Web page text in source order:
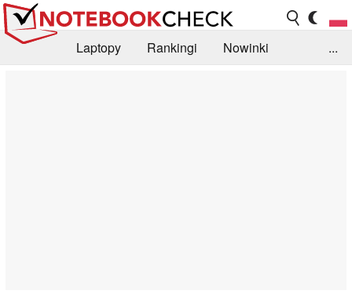
Laptopy Rankingi
Nowinki
...